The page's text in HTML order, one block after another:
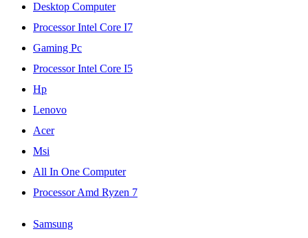
Desktop Computer
Processor Intel Core I7
Gaming Pc
Processor Intel Core I5
Hp
Lenovo
Acer
Msi
All In One Computer
Processor Amd Ryzen 7
Samsung